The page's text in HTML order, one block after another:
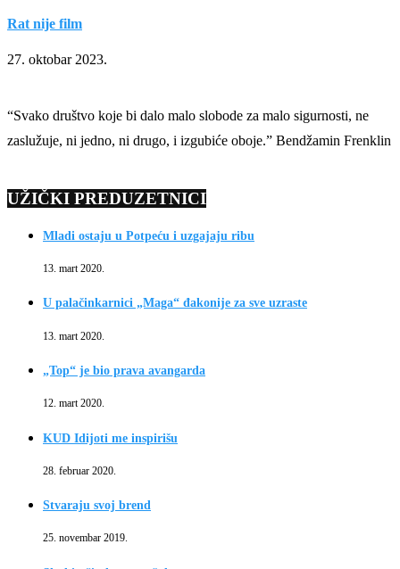
Rat nije film
27. oktobar 2023.
“Svako društvo koje bi dalo malo slobode za malo sigurnosti, ne
zaslužuje, ni jedno, ni drugo, i izgubiće oboje.” Bendžamin Frenklin
UŽIČKI PREDUZETNICI
Mladi ostaju u Potpeću i uzgajaju ribu
13. mart 2020.
U palačinkarnici „Maga“ đakonije za sve uzraste
13. mart 2020.
„Top“ je bio prava avangarda
12. mart 2020.
KUD Idijoti me inspirišu
28. februar 2020.
Stvaraju svoj brend
25. novembar 2019.